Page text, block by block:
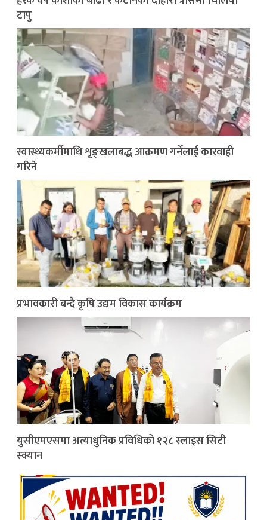
टापु
स्वास्थ्यकर्मीमाथि शृङ्खलाबद्ध आक्रमण गर्नेलाई कारवाही
गरिने
प्रभावकारी बन्दै कृषि उद्यम विकास कार्यक्रम
युसीएमएसमा अत्याधुनिक प्रविधिको १२८ स्लाइस सिटी
स्क्यान